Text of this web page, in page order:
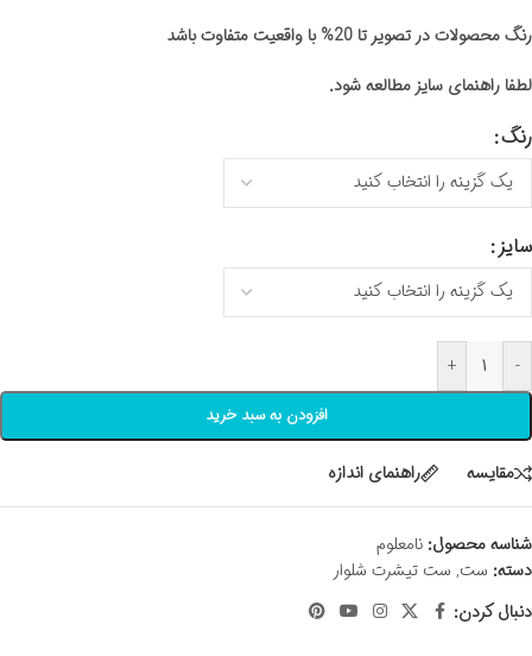
رنگ محصولات در تصویر تا 20% با واقعیت متفاوت باشد
لطفا راهنمای سایز مطالعه شود.
رنگ
سایز
-
+
افزودن به سبد خرید
مقايسه راهنمای اندازه
شناسه محصول: نامعلوم
دسته: ست, ست تیشرت شلوار
دنبال کردن: